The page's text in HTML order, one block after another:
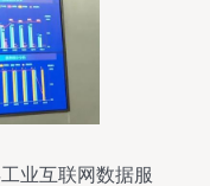
业互联网数据服